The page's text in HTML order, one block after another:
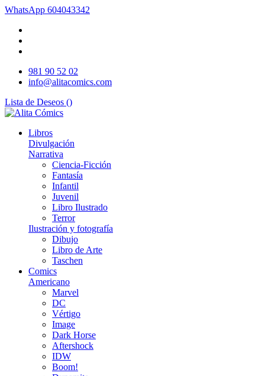
WhatsApp 604043342
981 90 52 02
info@alitacomics.com
Lista de Deseos ()
Libros
Divulgación
Narrativa
Ciencia-Ficción
Fantasía
Infantil
Juvenil
Libro Ilustrado
Terror
Ilustración y fotografía
Dibujo
Libro de Arte
Taschen
Comics
Americano
Marvel
DC
Vértigo
Image
Dark Horse
Aftershock
IDW
Boom!